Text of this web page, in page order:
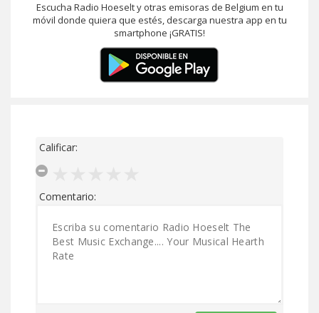
Escucha Radio Hoeselt y otras emisoras de Belgium en tu
móvil donde quiera que estés, descarga nuestra app en tu
smartphone ¡GRATIS!
Calificar:
Comentario: